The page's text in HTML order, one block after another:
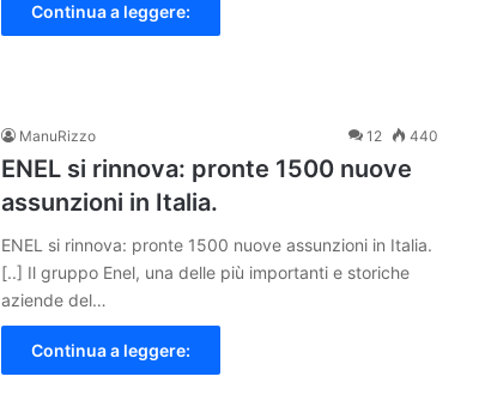
Continua a leggere:
ManuRizzo 12 440
ENEL si rinnova: pronte 1500 nuove
assunzioni in Italia.
ENEL si rinnova: pronte 1500 nuove assunzioni in Italia.
[..] Il gruppo Enel, una delle più importanti e storiche
aziende del…
Continua a leggere: